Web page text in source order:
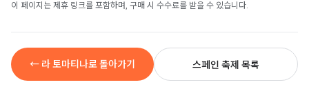
이 페이지는 제휴 링크를 포함하며, 구매 시 수수료를 받을 수 있습니다.
← 라 토마티나로 돌아가기 스페인 축제 목록